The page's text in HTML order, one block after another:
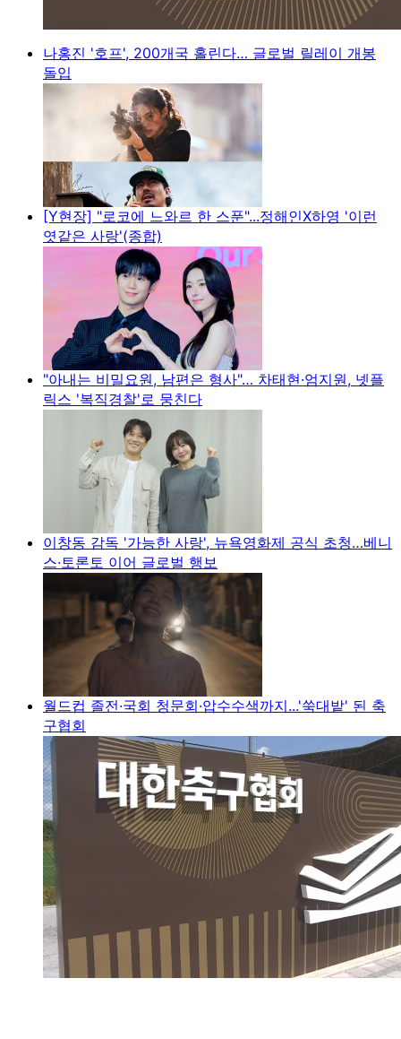
나홍진 '호프', 200개국 홀린다… 글로벌 릴레이 개봉
돌입
[Y현장] "로코에 느와르 한 스푼"...정해인X하영 '이런
엿같은 사랑'(종합)
"아내는 비밀요원, 남편은 형사"… 차태현·엄지원, 넷플
릭스 '복직경찰'로 뭉친다
이창동 감독 '가능한 사랑', 뉴욕영화제 공식 초청…베니
스·토론토 이어 글로벌 행보
월드컵 졸전·국회 청문회·압수수색까지...'쑥대밭' 된 축
구협회